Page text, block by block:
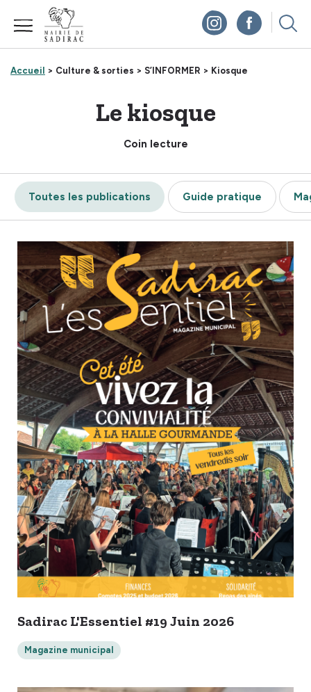
Accueil > Culture & sorties > S’INFORMER > Kiosque
Le kiosque
Coin lecture
Toutes les publications Guide pratique
Sadirac L'Essentiel #19 Juin 2026
Magazine municipal
Panneau de gestion des cookies